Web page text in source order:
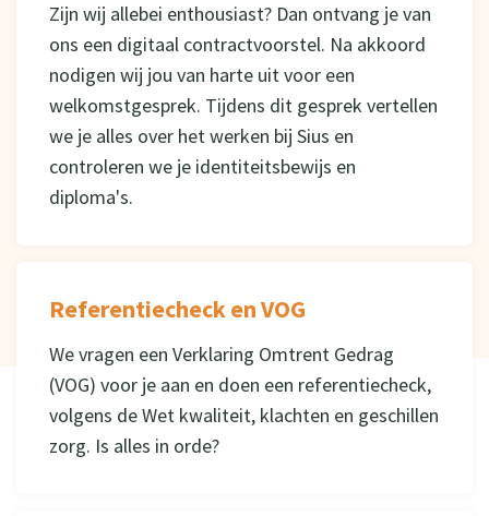
Zijn wij allebei enthousiast? Dan ontvang je van
ons een digitaal contractvoorstel. Na akkoord
nodigen wij jou van harte uit voor een
welkomstgesprek. Tijdens dit gesprek vertellen
we je alles over het werken bij Sius en
controleren we je identiteitsbewijs en
diploma's.
Referentiecheck en VOG
We vragen een Verklaring Omtrent Gedrag
(VOG) voor je aan en doen een referentiecheck,
volgens de Wet kwaliteit, klachten en geschillen
zorg. Is alles in orde?